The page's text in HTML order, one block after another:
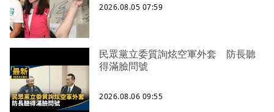
2026.08.05 07:59
民眾黨立委質詢炫空軍外套 防長聽
得滿臉問號
2026.08.06 09:55